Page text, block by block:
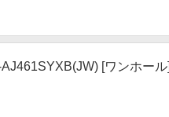
[ワンホール]